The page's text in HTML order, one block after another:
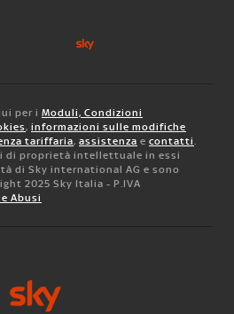
per i Moduli, Condizioni
, informazioni sulle modifiche
tariffaria, assistenza e contatti.
di proprietà intellettuale in essi
di Sky international AG e sono
2025 Sky Italia - P.IVA
Abusi